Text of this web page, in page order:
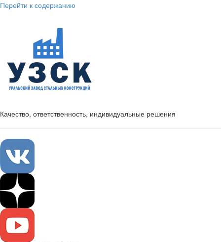
Перейти к содержанию
Качество, ответственность, индивидуальные решения